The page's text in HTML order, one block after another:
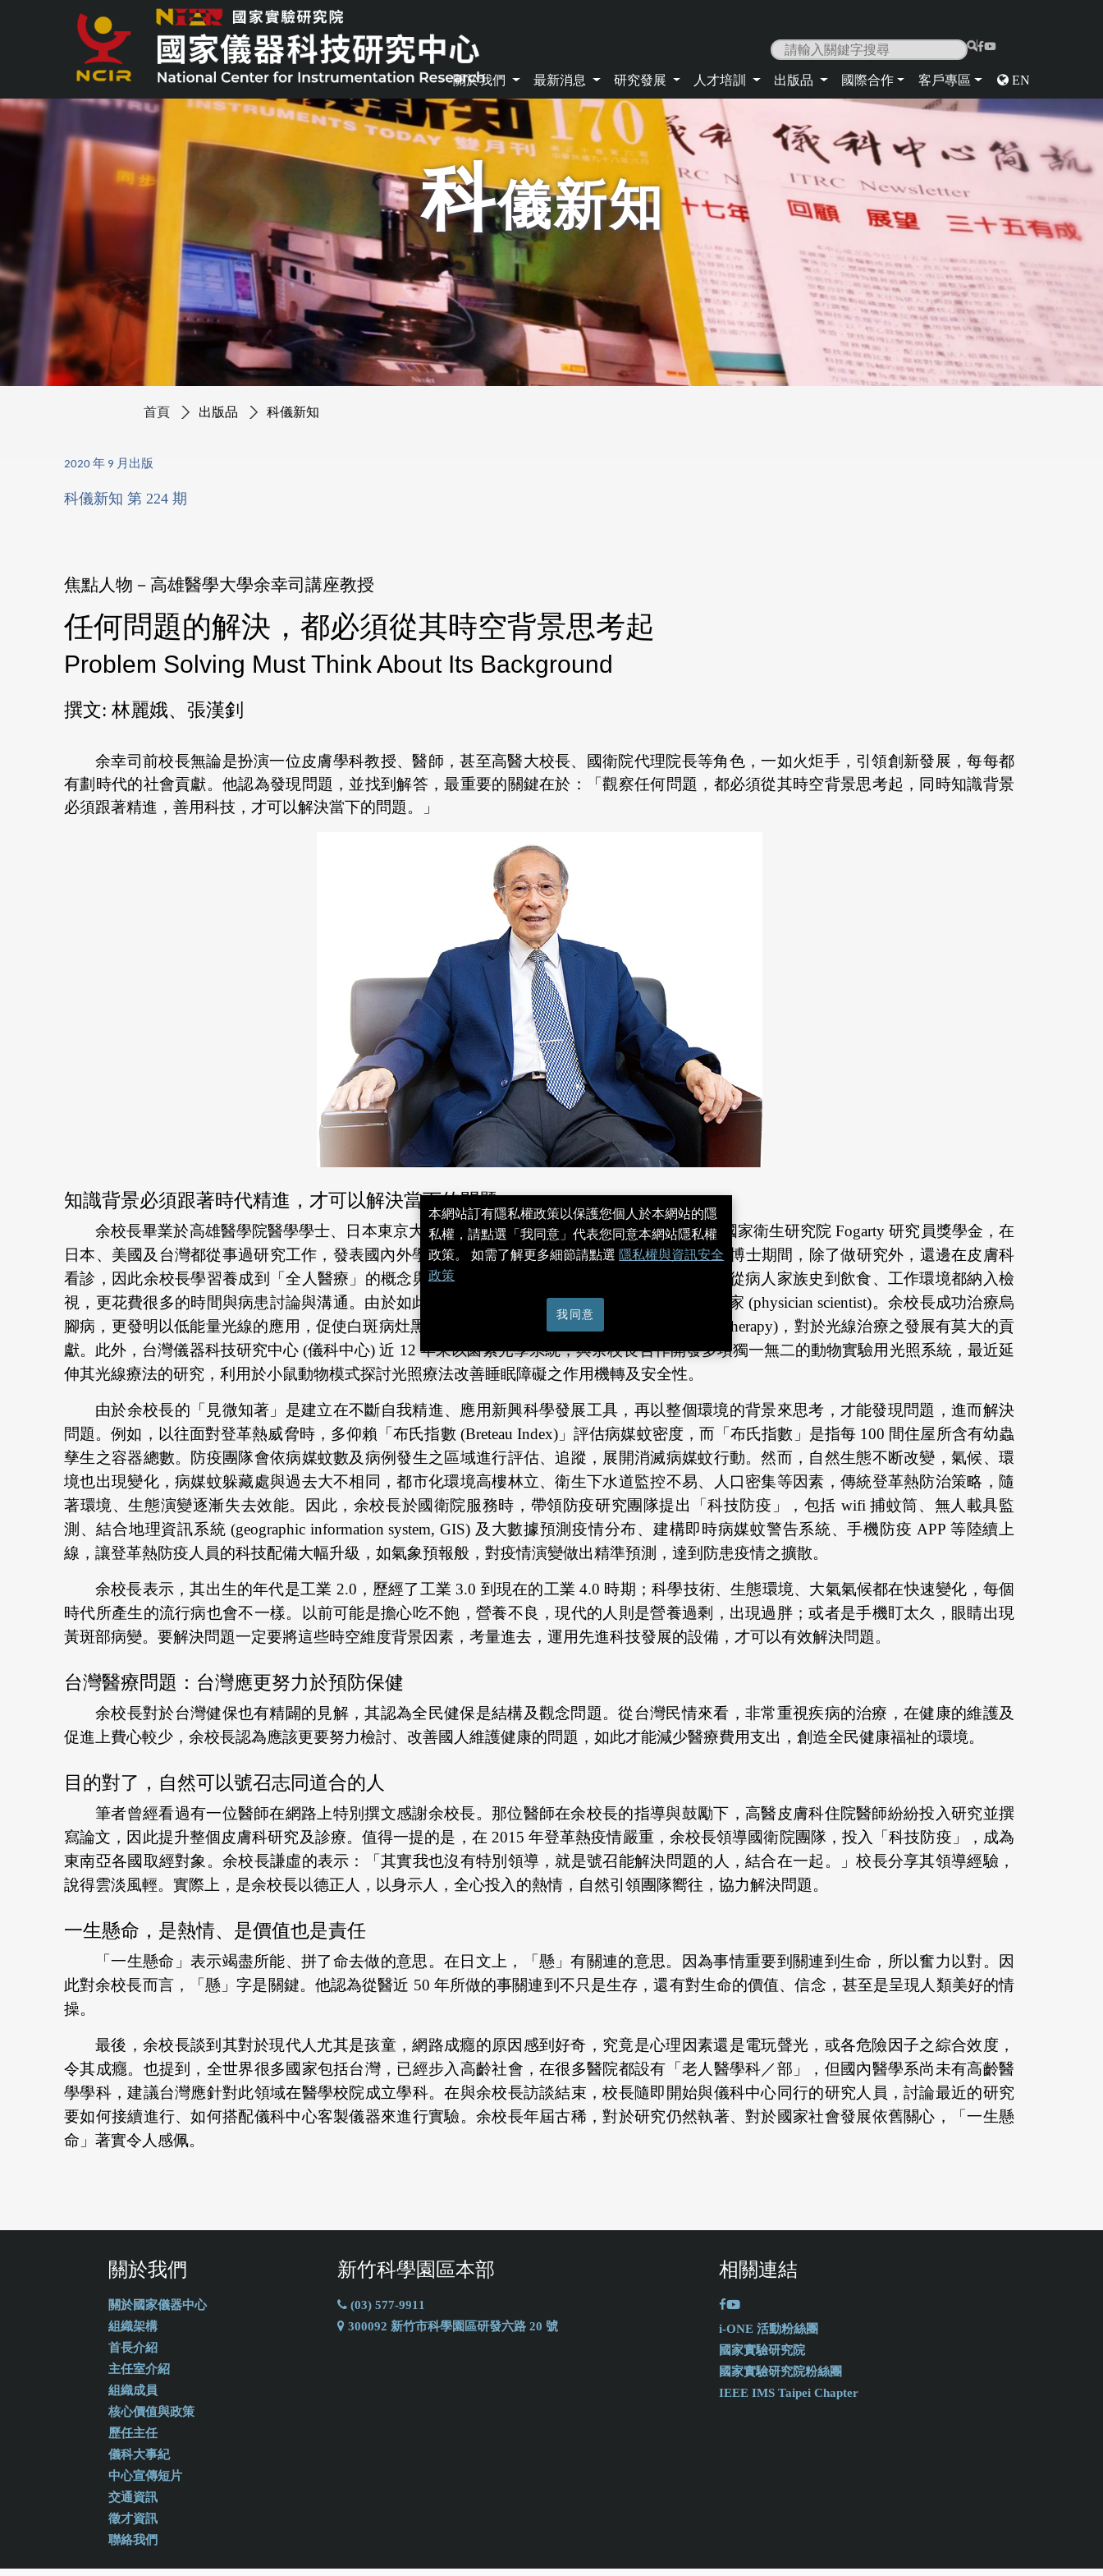
|
關於我們 最新消息 研究發展 人才培訓 出版品 國際合作 客戶專區 EN
科儀新知
首頁 出版品 科儀新知
2020 年 9 月出版
科儀新知 第 224 期
焦點人物－高雄醫學大學余幸司講座教授
任何問題的解決，都必須從其時空背景思考起
Problem Solving Must Think About Its Background
撰文: 林麗娥、張漢釗
余幸司前校長無論是扮演一位皮膚學科教授、醫師，甚至高醫大校長、國衛院代理院長等角色，一如火炬手，引領創新發展，每每都
有劃時代的社會貢獻。他認為發現問題，並找到解答，最重要的關鍵在於：「觀察任何問題，都必須從其時空背景思考起，同時知識背景
必須跟著精進，善用科技，才可以解決當下的問題。」
知識背景必須跟著時代精進，才可以解決當下的問題
余校長畢業於高雄醫學院醫學學士、日本東京大學醫學博士，以優異的研究成果，榮獲美國國家衛生研究院 Fogarty 研究員獎學金，在
日本、美國及台灣都從事過研究工作，發表國內外學術論文超過 380 篇。在東京大學醫學院攻讀博士期間，除了做研究外，還邊在皮膚科
看診，因此余校長學習養成到「全人醫療」的概念與嚴謹細膩看診習慣，不僅觀察皮膚病變，也從病人家族史到飲食、工作環境都納入檢
視，更花費很多的時間與病患討論與溝通。由於如此「見微知著」精神，成功扮演一個醫師科學家 (physician scientist)。余校長成功治療烏
腳病，更發明以低能量光線的應用，促使白斑病灶黑色素細胞再生的治療法 (photobiomodulation therapy)，對於光線治療之發展有莫大的貢
獻。此外，台灣儀器科技研究中心 (儀科中心) 近 12 年來以鹵素光學系統，與余校長合作開發多項獨一無二的動物實驗用光照系統，最近延
伸其光線療法的研究，利用於小鼠動物模式探討光照療法改善睡眠障礙之作用機轉及安全性。
由於余校長的「見微知著」是建立在不斷自我精進、應用新興科學發展工具，再以整個環境的背景來思考，才能發現問題，進而解決
問題。例如，以往面對登革熱威脅時，多仰賴「布氏指數 (Breteau Index)」評估病媒蚊密度，而「布氏指數」是指每 100 間住屋所含有幼蟲
孳生之容器總數。防疫團隊會依病媒蚊數及病例發生之區域進行評估、追蹤，展開消滅病媒蚊行動。然而，自然生態不断改變，氣候、環
境也出現變化，病媒蚊躲藏處與過去大不相同，都市化環境高樓林立、衛生下水道監控不易、人口密集等因素，傳統登革熱防治策略，隨
著環境、生態演變逐漸失去效能。因此，余校長於國衛院服務時，帶領防疫研究團隊提出「科技防疫」，包括 wifi 捕蚊筒、無人載具監
測、結合地理資訊系統 (geographic information system, GIS) 及大數據預測疫情分布、建構即時病媒蚊警告系統、手機防疫 APP 等陸續上
線，讓登革熱防疫人員的科技配備大幅升級，如氣象預報般，對疫情演變做出精準預測，達到防患疫情之擴散。
余校長表示，其出生的年代是工業 2.0，歷經了工業 3.0 到現在的工業 4.0 時期；科學技術、生態環境、大氣氣候都在快速變化，每個
時代所產生的流行病也會不一樣。以前可能是擔心吃不飽，營養不良，現代的人則是營養過剩，出現過胖；或者是手機盯太久，眼睛出現
黃斑部病變。要解決問題一定要將這些時空維度背景因素，考量進去，運用先進科技發展的設備，才可以有效解決問題。
台灣醫療問題：台灣應更努力於預防保健
余校長對於台灣健保也有精闢的見解，其認為全民健保是結構及觀念問題。從台灣民情來看，非常重視疾病的治療，在健康的維護及
促進上費心較少，余校長認為應該更要努力檢討、改善國人維護健康的問題，如此才能減少醫療費用支出，創造全民健康福祉的環境。
目的對了，自然可以號召志同道合的人
筆者曾經看過有一位醫師在網路上特別撰文感謝余校長。那位醫師在余校長的指導與鼓勵下，高醫皮膚科住院醫師紛紛投入研究並撰
寫論文，因此提升整個皮膚科研究及診療。值得一提的是，在 2015 年登革熱疫情嚴重，余校長領導國衛院團隊，投入「科技防疫」，成為
東南亞各國取經對象。余校長謙虛的表示：「其實我也沒有特別領導，就是號召能解決問題的人，結合在一起。」校長分享其領導經驗，
說得雲淡風輕。實際上，是余校長以德正人，以身示人，全心投入的熱情，自然引領團隊嚮往，協力解決問題。
一生懸命，是熱情、是價值也是責任
「一生懸命」表示竭盡所能、拼了命去做的意思。在日文上，「懸」有關連的意思。因為事情重要到關連到生命，所以奮力以對。因
此對余校長而言，「懸」字是關鍵。他認為從醫近 50 年所做的事關連到不只是生存，還有對生命的價值、信念，甚至是呈現人類美好的情
操。
最後，余校長談到其對於現代人尤其是孩童，網路成癮的原因感到好奇，究竟是心理因素還是電玩聲光，或各危險因子之綜合效度，
令其成癮。也提到，全世界很多國家包括台灣，已經步入高齡社會，在很多醫院都設有「老人醫學科／部」，但國內醫學系尚未有高齡醫
學學科，建議台灣應針對此領域在醫學校院成立學科。在與余校長訪談結束，校長隨即開始與儀科中心同行的研究人員，討論最近的研究
要如何接續進行、如何搭配儀科中心客製儀器來進行實驗。余校長年屆古稀，對於研究仍然執著、對於國家社會發展依舊關心，「一生懸
命」著實令人感佩。
關於我們
關於國家儀器中心
組織架構
首長介紹
主任室介紹
組織成員
核心價值與政策
歷任主任
儀科大事紀
中心宣傳短片
交通資訊
徵才資訊
聯絡我們
新竹科學園區本部
(03) 577-9911
300092 新竹市科學園區研發六路 20 號
相關連結
i-ONE 活動粉絲團
國家實驗研究院
國家實驗研究院粉絲團
IEEE IMS Taipei Chapter
本網站訂有隱私權政策以保護您個人於本網站的隱
私權，請點選「我同意」代表您同意本網站隱私權
政策。 如需了解更多細節請點選 隱私權與資訊安全
政策
我同意